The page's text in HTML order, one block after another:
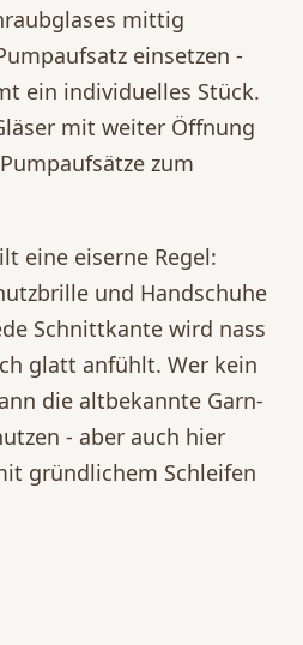
mittig
einsetzen -
ein individuelles Stück.
mit weiter Öffnung
zum
eine eiserne Regel:
und Handschuhe
Schnittkante wird nass
glatt anfühlt. Wer kein
die altbekannte Garn-
- aber auch hier
gründlichem Schleifen